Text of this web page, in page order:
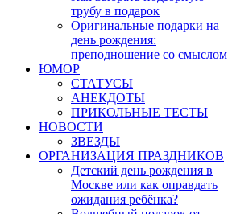
трубу в подарок
Оригинальные подарки на
день рождения:
преподношение со смыслом
ЮМОР
СТАТУСЫ
АНЕКДОТЫ
ПРИКОЛЬНЫЕ ТЕСТЫ
НОВОСТИ
ЗВЕЗДЫ
ОРГАНИЗАЦИЯ ПРАЗДНИКОВ
Детский день рождения в
Москве или как оправдать
ожидания ребёнка?